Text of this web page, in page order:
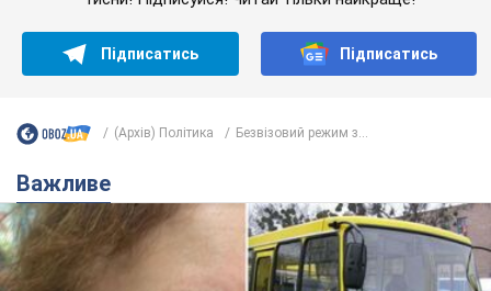
Підписатись Підписатись
(Архів) Політика Безвізовий режим з...
Важливе